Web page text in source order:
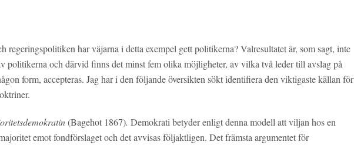
regeringspolitiken har väjarna i detta exempel gett politikerna? Valresultatet är, som sagt, inte
politikerna och därvid finns det minst fem olika möjligheter, av vilka två leder till avslag på
form, accepteras. Jag har i den följande översikten sökt identifiera den viktigaste källan för
(Bagehot 1867). Demokrati betyder enligt denna modell att viljan hos en
emot fondförslaget och det avvisas följaktligen. Det främsta argumentet för